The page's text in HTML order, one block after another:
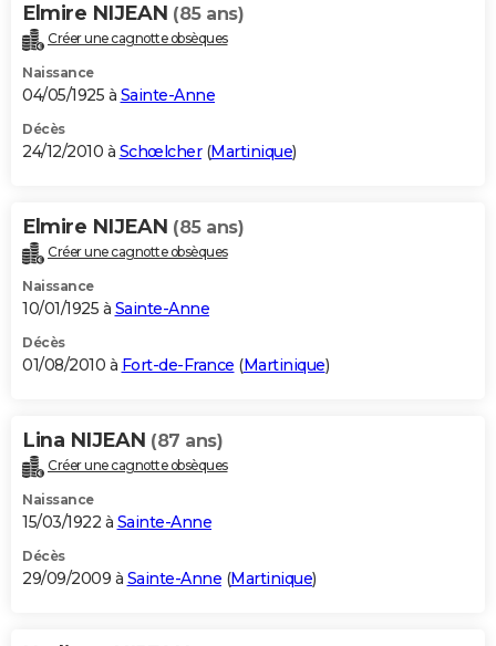
Elmire NIJEAN (85 ans)
Créer une cagnotte obsèques
Naissance
04/05/1925 à Sainte-Anne
Décès
24/12/2010 à Schœlcher(Martinique)
Elmire NIJEAN (85 ans)
Créer une cagnotte obsèques
Naissance
10/01/1925 à Sainte-Anne
Décès
01/08/2010 à Fort-de-France (Martinique)
Lina NIJEAN (87 ans)
Créer une cagnotte obsèques
Naissance
15/03/1922 à Sainte-Anne
Décès
29/09/2009 à Sainte-Anne (Martinique)